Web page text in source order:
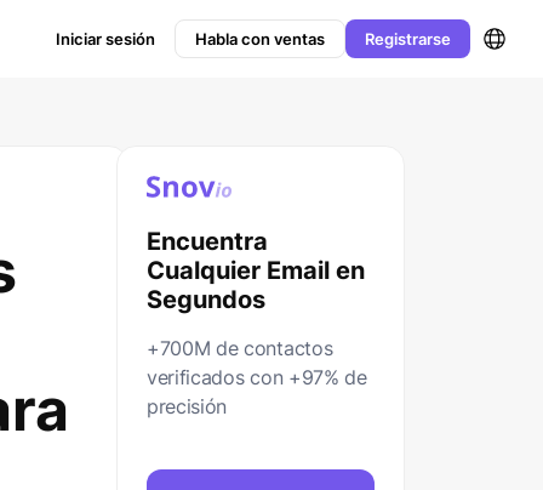
Iniciar sesión Habla con ventas Registrarse
Encuentra
Cualquier Email en
Segundos
+700M de contactos
verificados con +97% de
precisión